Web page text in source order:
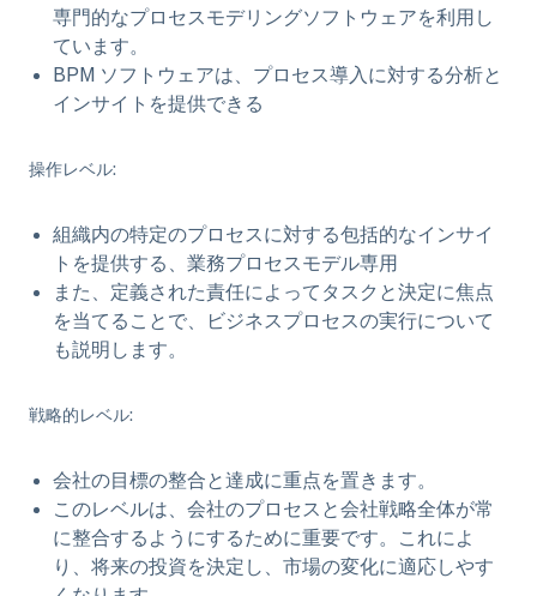
専門的なプロセスモデリングソフトウェアを利用し
ています。
BPM ソフトウェアは、プロセス導入に対する分析と
インサイトを提供できる
操作レベル:
組織内の特定のプロセスに対する包括的なインサイ
トを提供する、業務プロセスモデル専用
また、定義された責任によってタスクと決定に焦点
を当てることで、ビジネスプロセスの実行について
も説明します。
戦略的レベル:
会社の目標の整合と達成に重点を置きます。
このレベルは、会社のプロセスと会社戦略全体が常
に整合するようにするために重要です。これによ
り、将来の投資を決定し、市場の変化に適応しやす